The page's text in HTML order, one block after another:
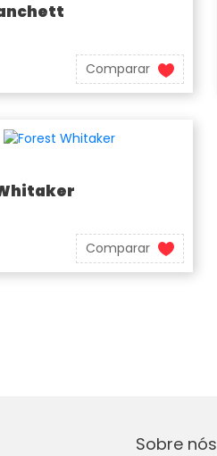
Comparar
Comparar
Sobre nós